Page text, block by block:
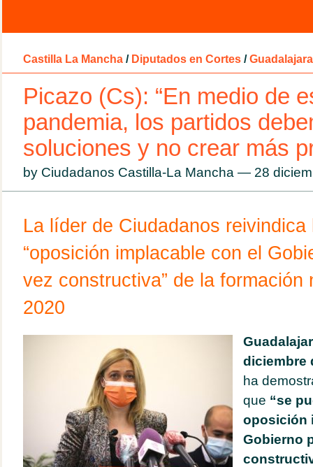
Castilla La Mancha / Diputados en Cortes / Guadalajara
Picazo (Cs): “En medio de
pandemia, los partidos
soluciones y no crear más
by Ciudadanos Castilla-La Mancha — 28
La líder de Ciudadanos reivindica
“oposición implacable con el
vez constructiva” de la formación
2020
diciembre
ha
que “se
oposición
Gobierno